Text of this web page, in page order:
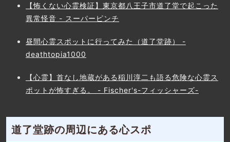
【怖くない心霊検証】東京都八王子市道了堂で起こった
異常怪音 - スーパーピンチ
昼間心霊スポットに行ってみた（道了堂跡） -
deathtopia1000
【心霊】首なし地蔵がある稲川淳二も語る危険な心霊ス
ポットが怖すぎる。 - Fischer's-フィッシャーズ-
道了堂跡の周辺にある心スポ